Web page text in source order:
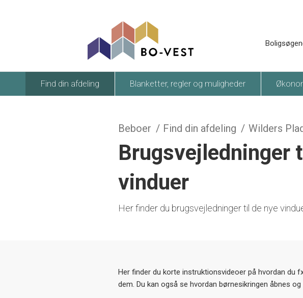
Find din afdeling Blanketter, regler og muligheder
Beboer Find din afdeling Wilders
Brugsvejledninger
vinduer
Her finder du brugsvejledninger til de nye
Her finder du korte instruktionsvideoer på hvordan du
dem. Du kan også se hvordan børnesikringen åbnes